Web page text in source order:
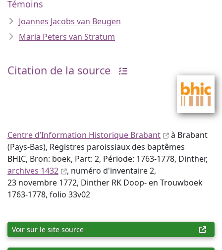
Témoins
Joannes Jacobs van Beugen
Maria Peters van Stratum
Citation de la source
Centre d’Information Historique Brabant
à Brabant
(Pays-Bas), Registres paroissiaux des baptêmes
BHIC, Bron: boek, Part: 2, Période: 1763-1778, Dinther,
archives 1432
, numéro d'inventaire 2,
23 novembre 1772, Dinther RK Doop- en Trouwboek
1763-1778, folio 33v02
Voir sur le site source